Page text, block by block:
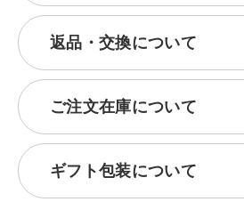
返品・交換について
ご注文在庫について
ギフト包装について